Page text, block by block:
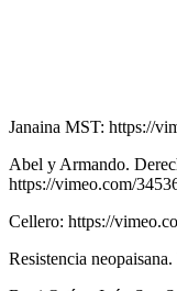
Janaina MST: https://
Abel y Armando.
https://vimeo.com/
Cellero: https://
Resistencia